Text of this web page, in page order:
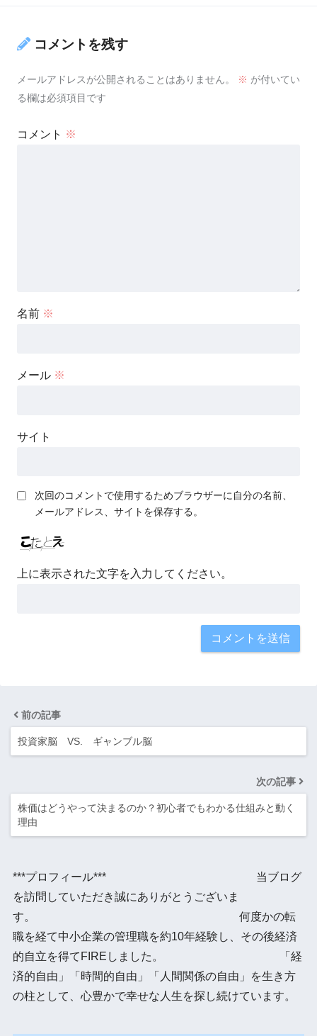
コメントを残す
メールアドレスが公開されることはありません。 ※ が付いてい
る欄は必須項目です
コメント ※
名前 ※
メール ※
サイト
次回のコメントで使用するためブラウザーに自分の名前、
メールアドレス、サイトを保存する。
上に表示された文字を入力してください。
前の記事
投資家脳 VS. ギャンブル脳
次の記事
株価はどうやって決まるのか？初心者でもわかる仕組みと動く
理由
***プロフィール*** 当ブログ
を訪問していただき誠にありがとうございま
す。 何度かの転
職を経て中小企業の管理職を約10年経験し、その後経済
的自立を得てFIREしました。 「経
済的自由」「時間的自由」「人間関係の自由」を生き方
の柱として、心豊かで幸せな人生を探し続けています。